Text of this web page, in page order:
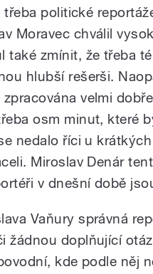
třeba politické
Moravec chválil
také zmínit, že třeba
hlubší rešerši.
velmi
osm minut, které
nedalo říci u
Miroslav Denár
v dnešní době
Vaňury správná
žádnou doplňující
kde podle něj